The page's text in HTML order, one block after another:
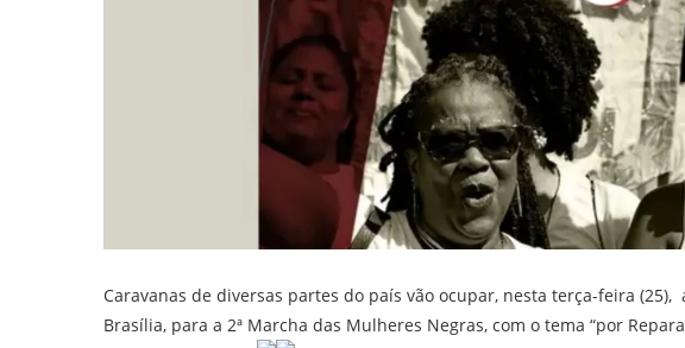
Caravanas de diversas partes do país vão ocupar, nesta terça-feira
Brasília, para a 2ª Marcha das Mulheres Negras, com o tema “por